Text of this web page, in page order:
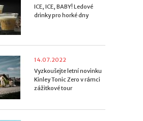
ICE, ICE, BABY! Ledové
drinky pro horké dny
14.07.2022
Vyzkoušejte letní novinku
Kinley Tonic Zero v rámci
zážitkové tour